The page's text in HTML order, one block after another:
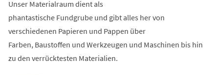
Unser Materialraum dient als
phantastische Fundgrube und gibt alles her von
verschiedenen Papieren und Pappen über
Farben, Baustoffen und Werkzeugen und Maschinen bis hin
zu den verrücktesten Materialien.